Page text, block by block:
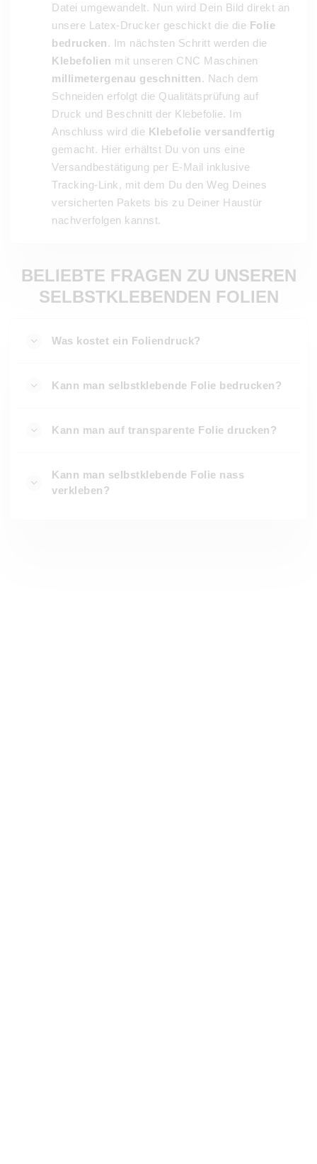
Datei umgewandelt. Nun wird Dein Bild direkt an
unsere Latex-Drucker geschickt die die Folie
bedrucken. Im nächsten Schritt werden die
Klebefolien mit unseren CNC Maschinen
millimetergenau geschnitten. Nach dem
Schneiden erfolgt die Qualitätsprüfung auf
Druck und Beschnitt der Klebefolie. Im
Anschluss wird die Klebefolie versandfertig
gemacht. Hier erhältst Du von uns eine
Versandbestätigung per E-Mail inklusive
Tracking-Link, mit dem Du den Weg Deines
versicherten Pakets bis zu Deiner Haustür
nachverfolgen kannst.
BELIEBTE FRAGEN ZU UNSEREN
SELBSTKLEBENDEN FOLIEN
Was kostet ein Foliendruck?
Kann man selbstklebende Folie bedrucken?
Kann man auf transparente Folie drucken?
Kann man selbstklebende Folie nass
verkleben?